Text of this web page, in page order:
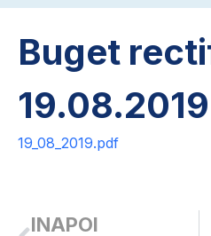
Buget
19.08.2019
19_08_2019.pdf
INAPOI